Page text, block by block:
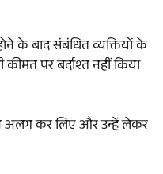
के बाद संबंधित व्यक्तियों के
पर बर्दाश्त नहीं किया
अलग कर लिए और उन्हें लेकर